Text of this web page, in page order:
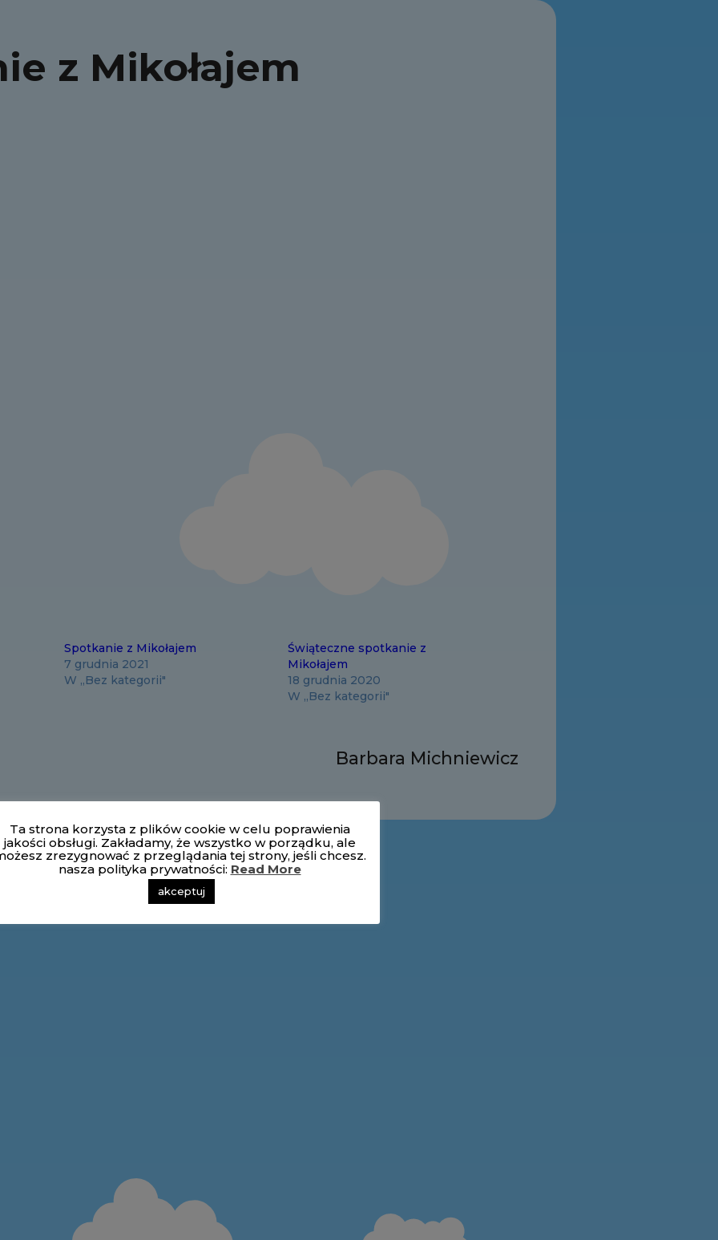
z Mikołajem
Spotkanie z Mikołajem
7 grudnia 2021
W „Bez kategorii"
Świąteczne spotkanie z
Mikołajem
18 grudnia 2020
W „Bez kategorii"
Barbara Michniewicz
Ta strona korzysta z plików cookie w celu poprawienia
jakości obsługi. Zakładamy, że wszystko w porządku, ale
zrezygnować z przeglądania tej strony, jeśli chcesz.
nasza polityka prywatności: Read More
akceptuj